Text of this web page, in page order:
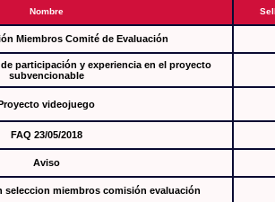
Nombre
Miembros Comité de Evaluación
participación y experiencia en el proyecto
subvencionable
videojuego
FAQ 23/05/2018
Aviso
seleccion miembros comisión evaluación